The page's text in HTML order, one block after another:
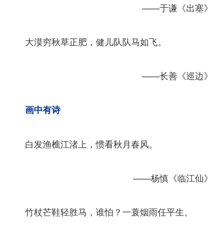
——于谦《出塞》
大漠穷秋草正肥，健儿队队马如飞。
——长善《巡边》
画中有诗
白发渔樵江渚上，惯看秋月春风。
——杨慎《临江仙》
竹杖芒鞋轻胜马，谁怕？一蓑烟雨任平生。